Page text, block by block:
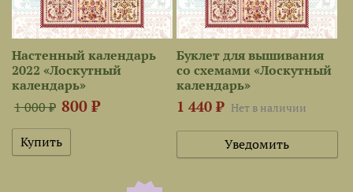
Настенный календарь
2022 «Лоскутный
календарь»
1 000 ₽ 800 ₽
Буклет для вышивания
со схемами «Лоскутный
календарь»
1 440 ₽ Нет в наличии
Уведомить